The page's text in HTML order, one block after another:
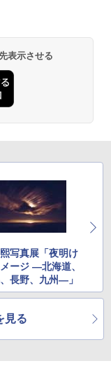
表示させる
写真展「夜明け
ージ ―北海道、
長野、九州―」
見る